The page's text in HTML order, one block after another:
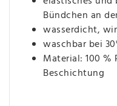
Bündchen an
wasserdicht,
waschbar bei
Material: 100
Beschichtung